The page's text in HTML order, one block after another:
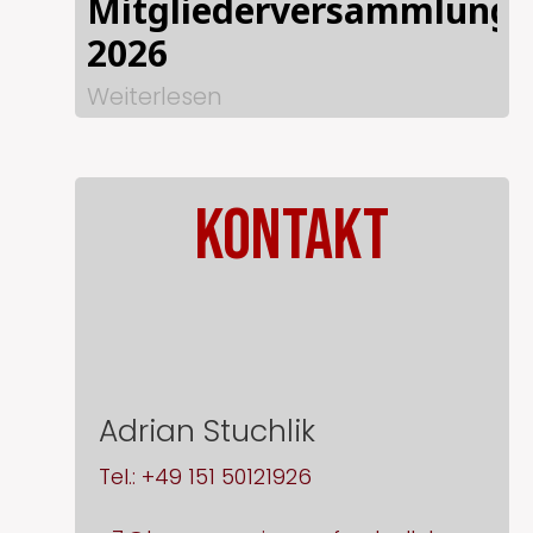
Mitgliederversammlung
2026
Weiterlesen
KONTAKT
Adrian Stuchlik
Tel.: +49 151 50121926